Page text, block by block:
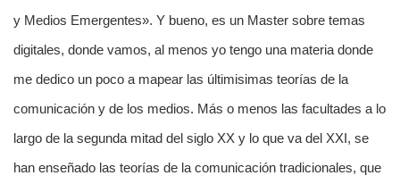
y Medios Emergentes». Y bueno, es un Master sobre temas
digitales, donde vamos, al menos yo tengo una materia donde
me dedico un poco a mapear las últimisimas teorías de la
comunicación y de los medios. Más o menos las facultades a lo
largo de la segunda mitad del siglo XX y lo que va del XXI, se
han enseñado las teorías de la comunicación tradicionales, que